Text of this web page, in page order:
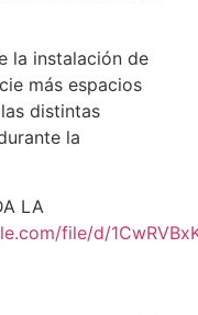
la instalación de
más espacios
distintas
la
LA
file/d/